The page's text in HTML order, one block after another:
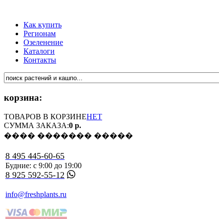
Как купить
Регионам
Озеленение
Каталоги
Контакты
корзина:
ТОВАРОВ В КОРЗИНЕНЕТ
СУММА ЗАКАЗА:0 р.
���� ������� �����
8 495 445-60-65
Будние: с 9:00 до 19:00
8 925 592-55-12
info@freshplants.ru